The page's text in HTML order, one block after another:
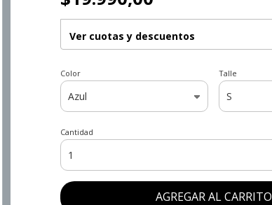
Ver cuotas y descuentos
Color Talle
Cantidad
AGREGAR AL CARRITO